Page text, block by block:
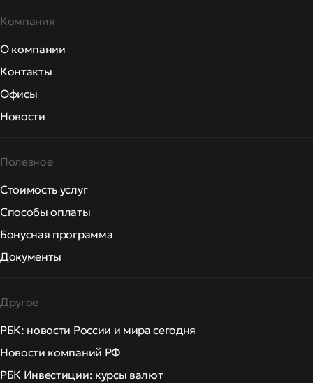
Компания
О компании
Контакты
Офисы
Новости
Полезное
Стоимость услуг
Способы оплаты
Бонусная программа
Документы
Другое
РБК: новости России и мира сегодня
Новости компаний РФ
РБК Инвестиции: курсы валют